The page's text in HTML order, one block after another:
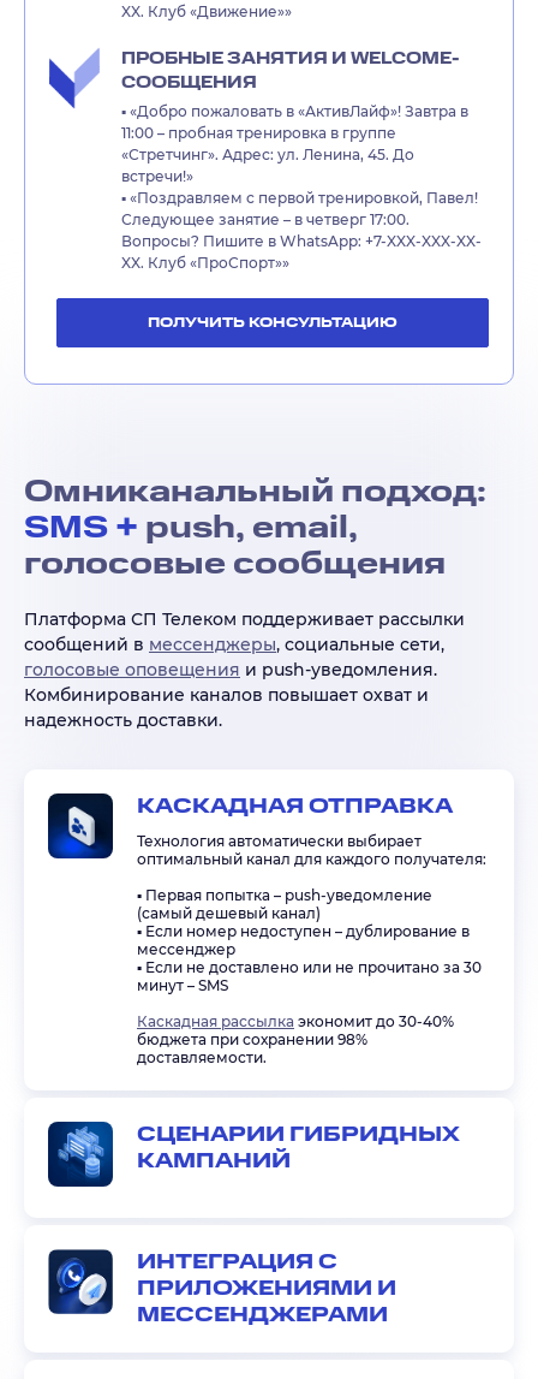
XX. Клуб «Движение»»
ПРОБНЫЕ ЗАНЯТИЯ И WELCOME-
СООБЩЕНИЯ
▪️ «Добро пожаловать в «АктивЛайф»! Завтра в
11:00 – пробная тренировка в группе
«Стретчинг». Адрес: ул. Ленина, 45. До
встречи!»
▪️ «Поздравляем с первой тренировкой, Павел!
Следующее занятие – в четверг 17:00.
Вопросы? Пишите в WhatsApp: +7-XXX-XXX-XX-
XX. Клуб «ПроСпорт»»
ПОЛУЧИТЬ КОНСУЛЬТАЦИЮ
Омниканальный подход:
SMS + push, email,
голосовые сообщения
Платформа СП Телеком поддерживает рассылки
сообщений в мессенджеры, социальные сети,
голосовые оповещения и push-уведомления.
Комбинирование каналов повышает охват и
надежность доставки.
КАСКАДНАЯ ОТПРАВКА
Технология автоматически выбирает
оптимальный канал для каждого получателя:
▪️ Первая попытка – push-уведомление
(самый дешевый канал)
▪️ Если номер недоступен – дублирование в
мессенджер
▪️ Если не доставлено или не прочитано за 30
минут – SMS
Каскадная рассылка экономит до 30-40%
бюджета при сохранении 98%
доставляемости.
СЦЕНАРИИ ГИБРИДНЫХ
КАМПАНИЙ
ИНТЕГРАЦИЯ С
ПРИЛОЖЕНИЯМИ И
МЕССЕНДЖЕРАМИ